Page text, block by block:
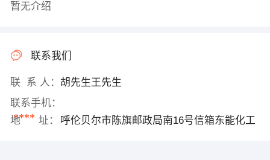
暂无介绍
联系我们
联 系 人： 胡先生王先生
联系手机：
****
地 址： 呼伦贝尔市陈旗邮政局南16号信箱东能化工